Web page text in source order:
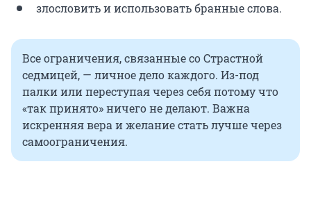
злословить и использовать бранные слова.
Все ограничения, связанные со Страстной
седмицей, — личное дело каждого. Из-под
палки или переступая через себя потому что
«так принято» ничего не делают. Важна
искренняя вера и желание стать лучше через
самоограничения.